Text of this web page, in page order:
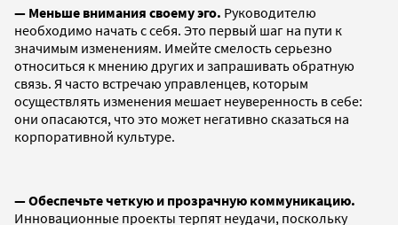
— Меньше внимания своему эго. Руководителю
необходимо начать с себя. Это первый шаг на пути к
значимым изменениям. Имейте смелость серьезно
относиться к мнению других и запрашивать обратную
связь. Я часто встречаю управленцев, которым
осуществлять изменения мешает неуверенность в себе:
они опасаются, что это может негативно сказаться на
корпоративной культуре.
— Обеспечьте четкую и прозрачную коммуникацию.
Инновационные проекты терпят неудачи, поскольку